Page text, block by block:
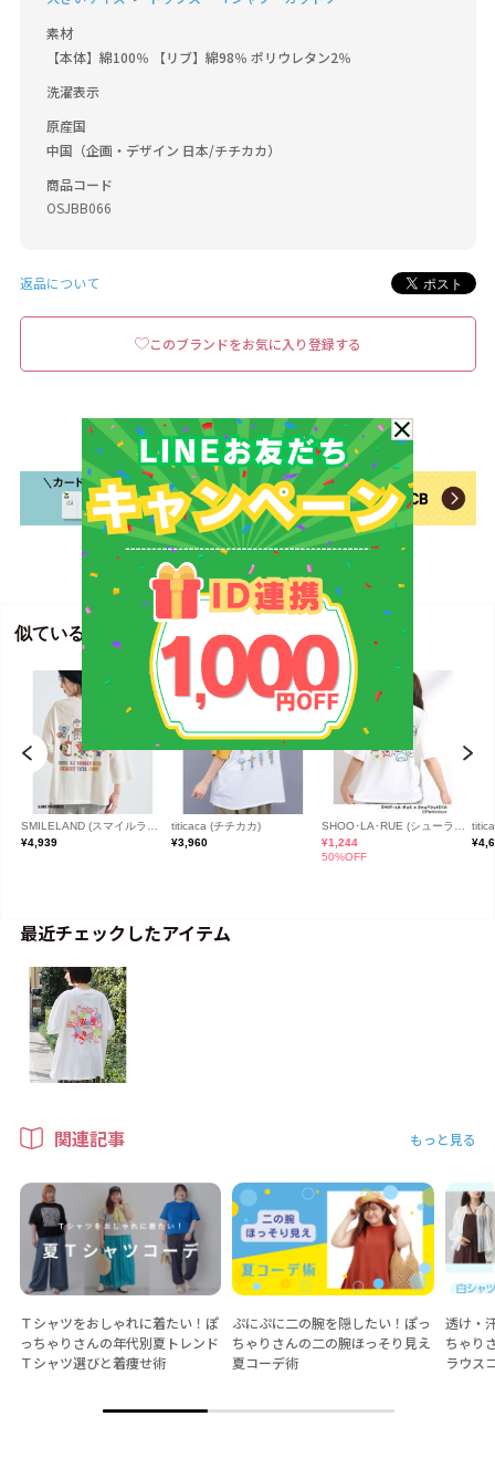
素材
【本体】綿100％ 【リブ】綿98％ ポリウレタン2％
洗濯表示
原産国
中国（企画・デザイン 日本/チチカカ）
商品コード
OSJBB066
返品について
このブランドをお気に入り登録する
最近チェックしたアイテム
関連記事 もっと見る
Ｔシャツをおしゃれに着たい！ぽ
っちゃりさんの年代別夏トレンド
Ｔシャツ選びと着痩せ術
ぷにぷに二の腕を隠したい！ぽっ
ちゃりさんの二の腕ほっそり見え
夏コーデ術
透け・
ちゃり
ラウス